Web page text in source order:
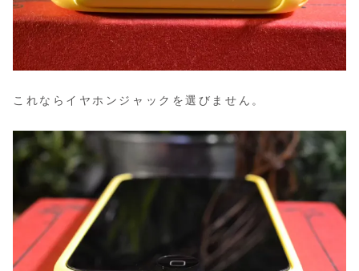
これならイヤホンジャックを選びません。